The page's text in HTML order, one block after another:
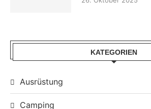
KATEGORIEN
Ausrüstung
Camping